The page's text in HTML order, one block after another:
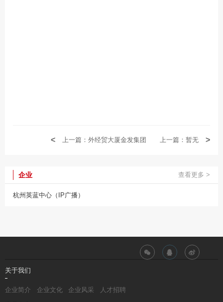
上一篇：外经贸大厦金发集团 上一篇：暂无
企业 查看更多
杭州英蓝中心（IP广播）
关于我们
企业简介 企业文化 企业风采 人才招聘